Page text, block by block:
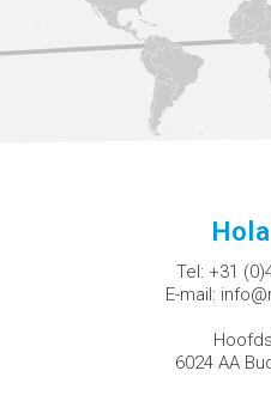
Tel: +31
E-mail:
6024 AA